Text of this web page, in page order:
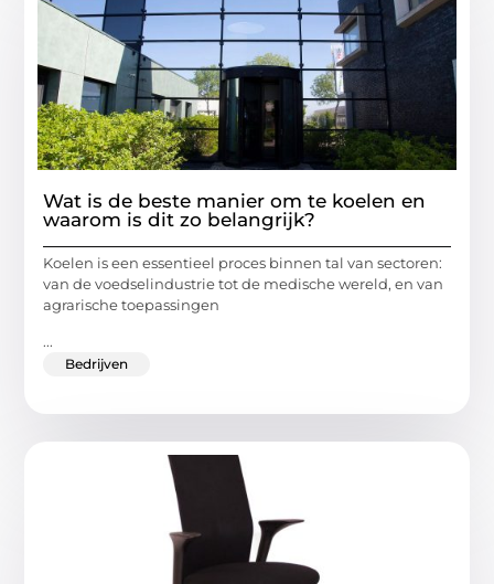
Wat is de beste manier om te koelen en
waarom is dit zo belangrijk?
Koelen is een essentieel proces binnen tal van sectoren:
van de voedselindustrie tot de medische wereld, en van
agrarische toepassingen
...
Bedrijven